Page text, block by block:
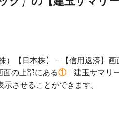
）【日本株】－【信用返済】
面の上部にある①「建玉サマリ
させることができます。